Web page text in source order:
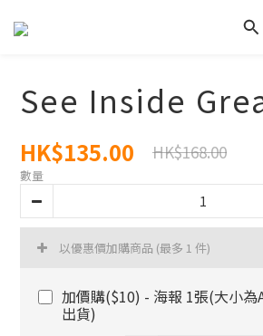
See Inside
HK$135.00 HK$168.00
數量
以優惠價加購商品 (最多 1 件)
加價購($10) - 海報 1張(大小為
出貨)